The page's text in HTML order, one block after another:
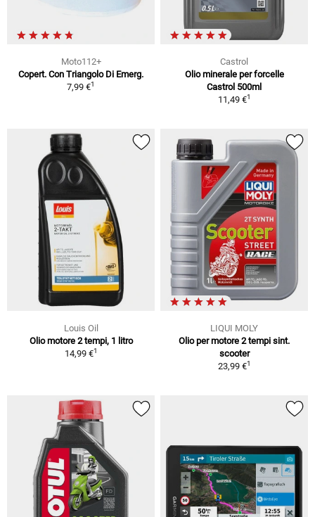
Moto112+
Copert. Con Triangolo Di Emerg.
7,99 €1
Castrol
Olio minerale per forcelle
Castrol 500ml
11,49 €1
Louis Oil
Olio motore 2 tempi, 1 litro
14,99 €1
LIQUI MOLY
Olio per motore 2 tempi sint.
scooter
23,99 €1